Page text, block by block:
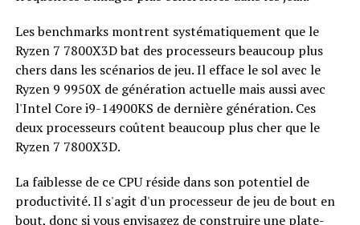
Les benchmarks montrent systématiquement que le
Ryzen 7 7800X3D bat des processeurs beaucoup plus
chers dans les scénarios de jeu. Il efface le sol avec le
Ryzen 9 9950X de génération actuelle mais aussi avec
l'Intel Core i9-14900KS de dernière génération. Ces
deux processeurs coûtent beaucoup plus cher que le
Ryzen 7 7800X3D.
La faiblesse de ce CPU réside dans son potentiel de
productivité. Il s'agit d'un processeur de jeu de bout en
bout, donc si vous envisagez de construire une plate-